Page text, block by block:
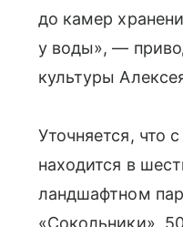
до камер
у воды», —
культуры
Уточняется, что
находится в
ландшафтном
«Сокольники»,